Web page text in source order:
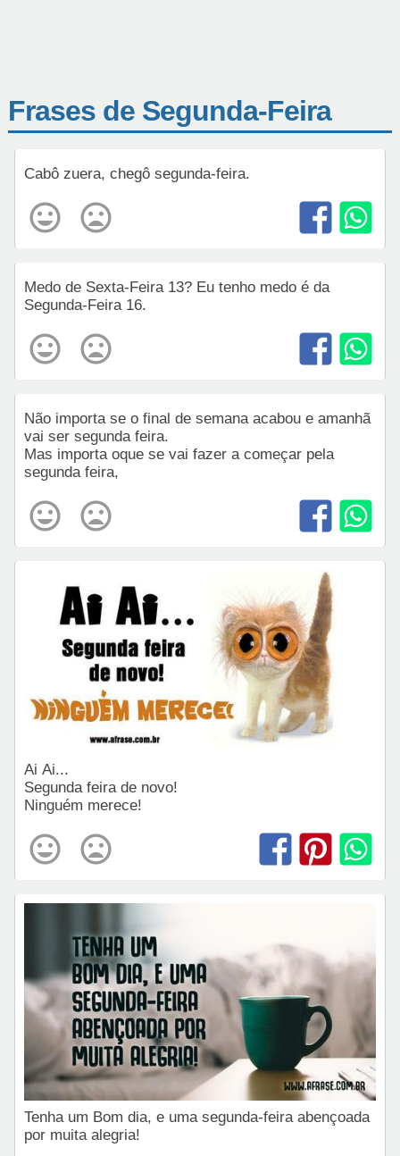
Frases de Segunda-Feira
Cabô zuera, chegô segunda-feira.
Medo de Sexta-Feira 13? Eu tenho medo é da
Segunda-Feira 16.
Não importa se o final de semana acabou e amanhã
vai ser segunda feira.
Mas importa oque se vai fazer a começar pela
segunda feira,
Ai Ai...
Segunda feira de novo!
Ninguém merece!
Tenha um Bom dia, e uma segunda-feira abençoada
por muita alegria!